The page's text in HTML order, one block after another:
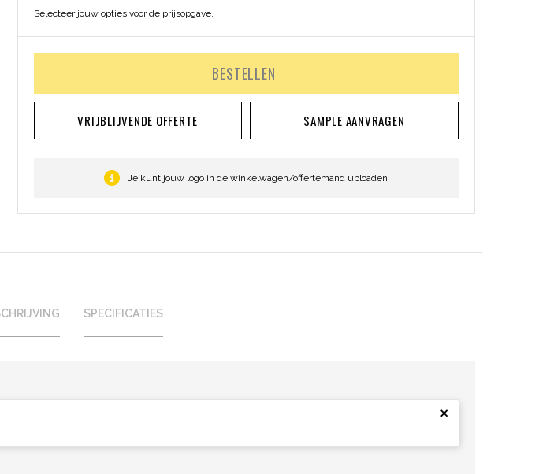
Selecteer jouw opties voor de prijsopgave.
BESTELLEN
VRIJBLIJVENDE OFFERTE SAMPLE AANVRAGEN
Je kunt jouw logo in de winkelwagen/offertemand uploaden
SPECIFICATIES
×